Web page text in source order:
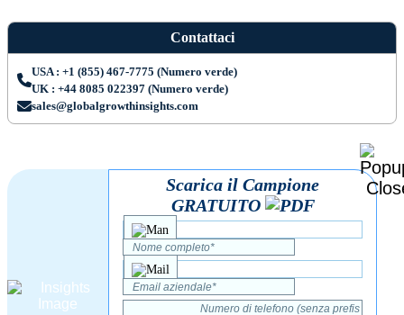
Contattaci
USA : +1 (855) 467-7775 (Numero verde)
UK : +44 8085 022397 (Numero verde)
sales@globalgrowthinsights.com
Scarica il Campione
GRATUITO